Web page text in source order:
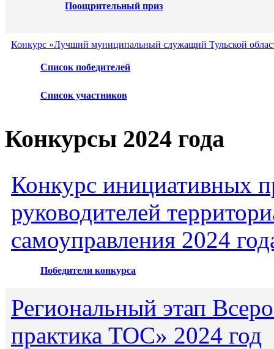
Поощрительный приз
Конкурс «Лучший муниципальный служащий Тульской
Список победителей
Список участников
Конкурсы 2024 года
Конкурс инициативных
руководителей
самоуправления 2024
Победители конкурса
Региональный этап
практика ТОС» 2024 год